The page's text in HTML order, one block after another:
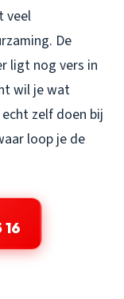
veel
De
ligt nog vers in
wil je wat
zelf doen bij
loop je de
16